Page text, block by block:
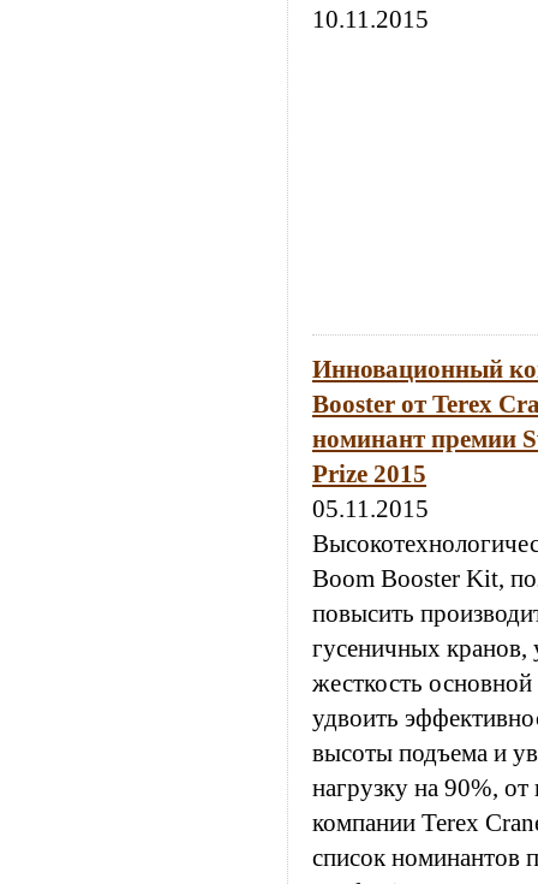
10.11.2015
Инновационный
Booster от Terex
номинант премии
Prize 2015
05.11.2015
Boom Booster Kit,
повысить
гусеничных кранов,
жесткость основной
удвоить
высоты подъема и
нагрузку на 90%,
компании Terex
список номинантов